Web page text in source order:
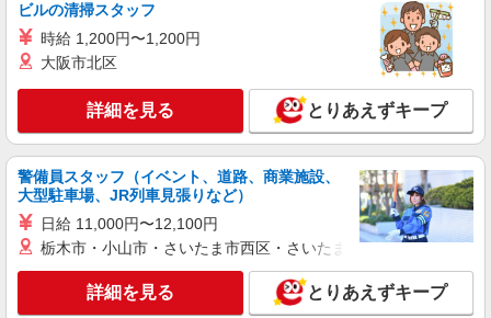
キープ 詳細を見る
派遣社員
（株）ウィルオブ・ワークCW 新宿支店/ms130101
看護助手
時給1700円 ◆前払い・日払い・週払いOK
東京都新宿区
キープ 詳細を見る
アルバイト パート 職業紹介
株式会社トラストグロース 新宿本社 第1営業部
ビルの清掃スタッフ
時給 1,200円〜1,200円
大阪市北区
詳細を見る とりあえずキープ
警備員スタッフ（イベント、道路、商業施設、
大型駐車場、JR列車見張りなど）
日給 11,000円〜12,100円
栃木市・小山市・さいたま市西区・さいたま市岩槻区・久喜市・
詳細を見る とりあえずキープ